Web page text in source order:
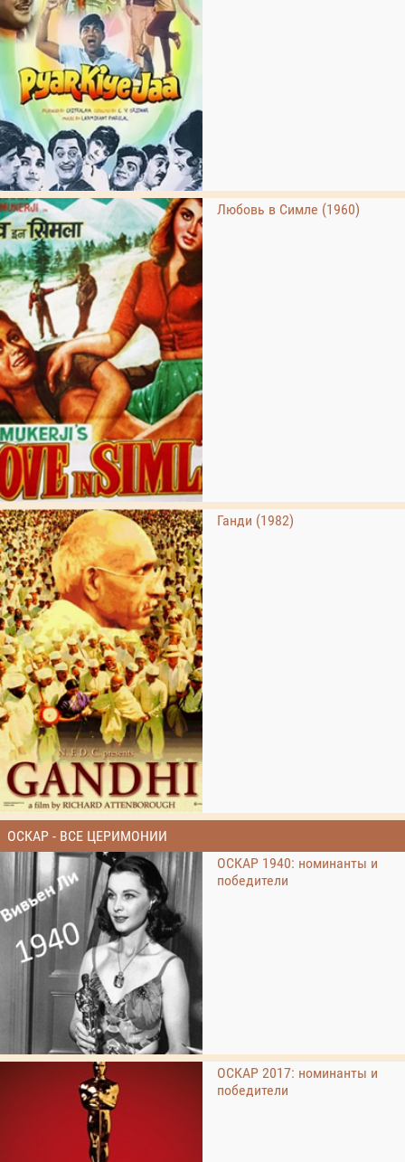
Любовь в Симле (1960)
Ганди (1982)
ОСКАР - ВСЕ ЦЕРИМОНИИ
ОСКАР 1940: номинанты и
победители
ОСКАР 2017: номинанты и
победители